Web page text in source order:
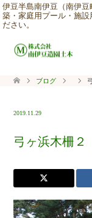
伊豆半島南伊豆（南伊
築・家庭用プール・施
ださい。
ブログ
2019.11.29
弓ヶ浜木柵２